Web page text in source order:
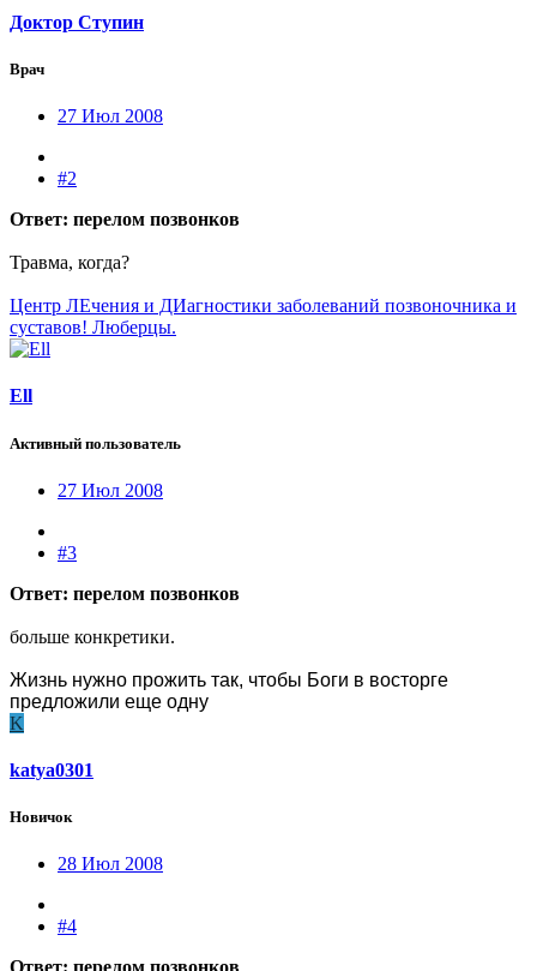
Доктор Ступин
Врач
27 Июл 2008
#2
Ответ: перелом позвонков
Травма, когда?
Центр ЛЕчения и ДИагностики заболеваний позвоночника и
суставов! Люберцы.
Ell
Активный пользователь
27 Июл 2008
#3
Ответ: перелом позвонков
больше конкретики.
Жизнь нужно прожить так, чтобы Боги в восторге
предложили еще одну
K
katya0301
Новичок
28 Июл 2008
#4